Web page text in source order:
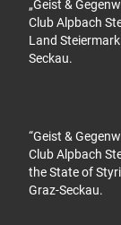
„Geist &
Club Alpbach
Land
Seckau.
“Geist &
Club Alpbach
the State of
Graz-Seckau.